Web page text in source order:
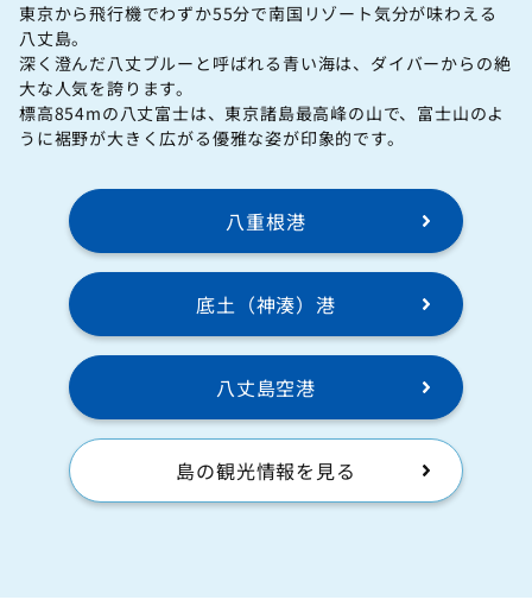
東京から飛行機でわずか55分で南国リゾート気分が味わえる
八丈島。
深く澄んだ八丈ブルーと呼ばれる青い海は、ダイバーからの絶
大な人気を誇ります。
標高854mの八丈富士は、東京諸島最高峰の山で、富士山のよ
うに裾野が大きく広がる優雅な姿が印象的です。
八重根港
底土（神湊）港
八丈島空港
島の観光情報を見る